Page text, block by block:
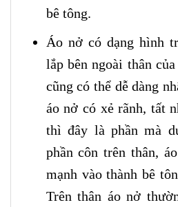
bê tông.
Áo nở có dạng hình
lắp bên ngoài thân
cũng có thể dễ dàng
áo nở có xẻ rãnh, tất
thì đây là phần mà
phần côn trên thân,
mạnh vào thành bê
Trên thân áo nở